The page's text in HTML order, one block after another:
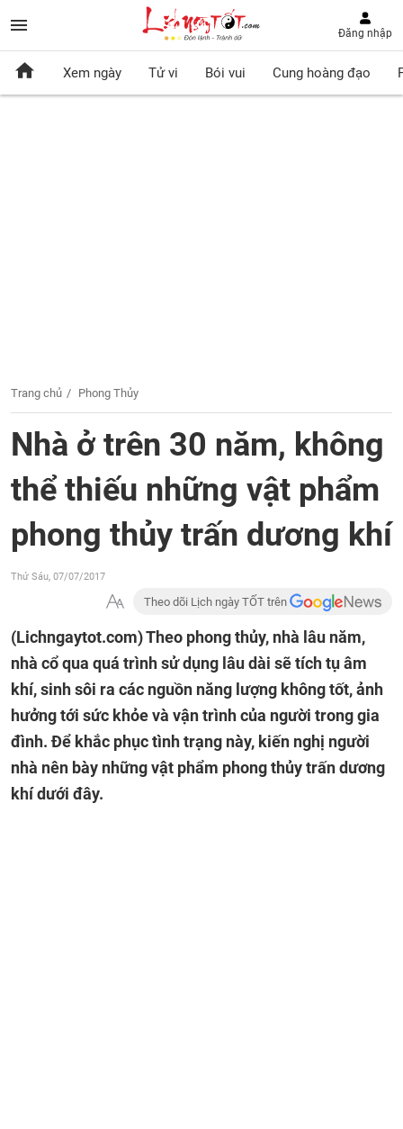
Đăng nhập
Xem ngày Tử vi Bói vui Cung hoàng đạo
Trang chủ Phong Thủy
Nhà ở trên 30 năm, không
thể thiếu những vật phẩm
phong thủy trấn dương khí
Thứ Sáu, 07/07/2017
Theo dõi Lịch ngày TỐT trên
(Lichngaytot.com)Theo phong thủy, nhà lâu năm,
nhà cổ qua quá trình sử dụng lâu dài sẽ tích tụ âm
khí, sinh sôi ra các nguồn năng lượng không tốt, ảnh
hưởng tới sức khỏe và vận trình của người trong gia
đình. Để khắc phục tình trạng này, kiến nghị người
nhà nên bày những vật phẩm phong thủy trấn dương
khí dưới đây.